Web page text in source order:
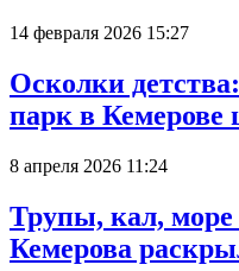
14 февраля 2026 15:27
Осколки
парк в Кемерове
8 апреля 2026 11:24
Трупы, кал,
Кемерова